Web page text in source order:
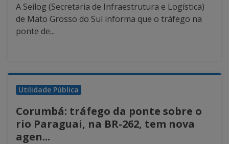
A Seilog (Secretaria de Infraestrutura e Logística)
de Mato Grosso do Sul informa que o tráfego na
ponte de...
Utilidade Pública
Corumbá: tráfego da ponte sobre o
rio Paraguai, na BR-262, tem nova
agen...